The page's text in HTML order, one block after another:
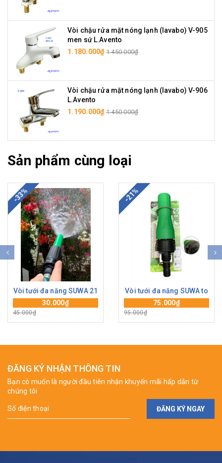
Vòi chậu rửa mặt nóng lạnh (lavabo) V-905
men sứ L.Avento
1.180.000₫ 1.450.000₫
Vòi chậu rửa mặt nóng lạnh (lavabo) V-906
L.Avento
1.190.000₫ 1.450.000₫
Sản phẩm cùng loại
-33%
Vòi tưới đa năng SUWA 21
30.000₫
45.000₫
-21%
Vòi tưới đa năng SUWA to
75.000₫
95.000₫
ĐĂNG KÝ NHẬN THÔNG TIN
Bạn có muốn là người đầu tiên nhận khuyến mãi hấp dẫn từ
chúng tôi
ĐĂNG KÝ NGAY